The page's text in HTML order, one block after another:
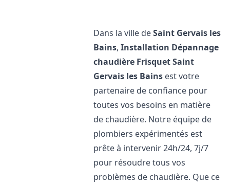
Dans la ville deSaint Gervais les
Bains,Installation Dépannage
chaudière FrisquetSaint
Gervais les Bains est votre
partenaire de confiance pour
toutes vos besoins en matière
de chaudière. Notre équipe de
plombiers expérimentés est
prête à intervenir 24h/24, 7j/7
pour résoudre tous vos
problèmes de chaudière. Que ce